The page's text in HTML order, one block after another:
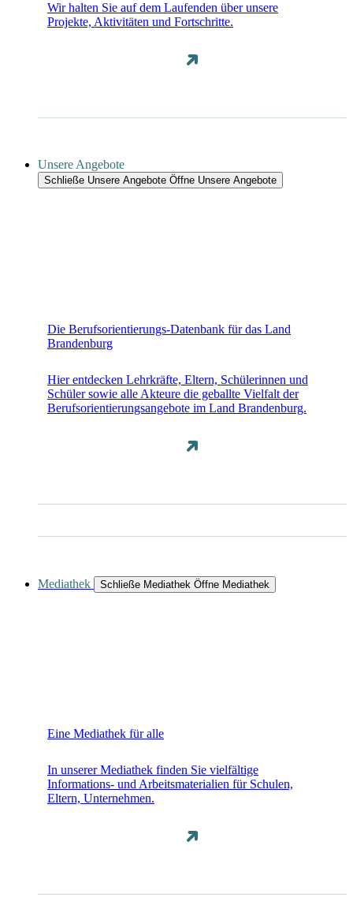
Wir halten Sie auf dem Laufenden über unsere
Projekte, Aktivitäten und Fortschritte.
Unsere Angebote
Schließe Unsere Angebote Öffne Unsere Angebote
Die Berufsorientierungs-Datenbank für das Land
Brandenburg
Hier entdecken Lehrkräfte, Eltern, Schülerinnen und
Schüler sowie alle Akteure die geballte Vielfalt der
Berufsorientierungsangebote im Land Brandenburg.
Mediathek Schließe Mediathek Öffne Mediathek
Eine Mediathek für alle
In unserer Mediathek finden Sie vielfältige
Informations- und Arbeitsmaterialien für Schulen,
Eltern, Unternehmen.